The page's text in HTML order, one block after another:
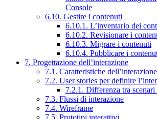
Console
6.10. Gestire i contenuti
6.10.1. L’inventario dei
6.10.2. Revisionare i
6.10.3. Migrare i contenuti
6.10.4. Pubblicare i
7. Progettazione dell’interazione
7.1. Caratteristiche dell’interazione
7.2. User stories per definire
7.2.1. Differenza tra scenari
7.3. Flussi di interazione
7.4. Wireframe
7.5. Prototipi interattivi